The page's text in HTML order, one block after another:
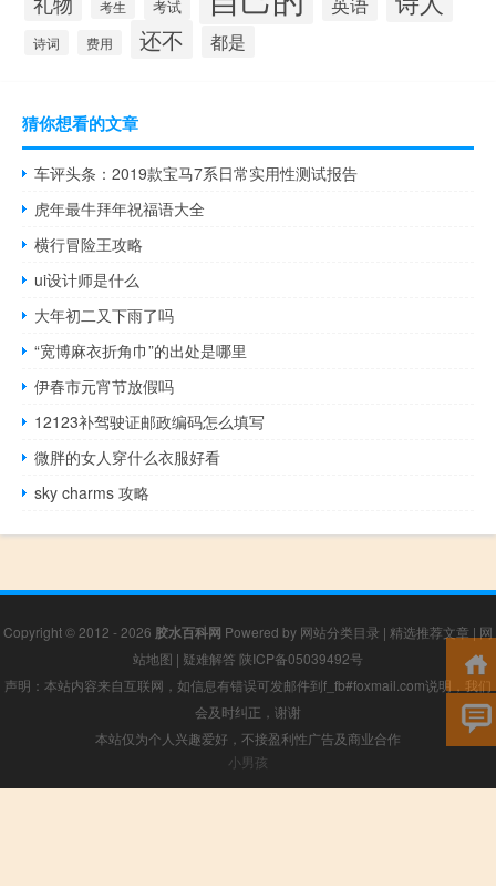
考生 考试
诗词 费用 还不 都是
猜你想看的文章
车评头条：2019款宝马7系日常实用性测试报告
虎年最牛拜年祝福语大全
横行冒险王攻略
ui设计师是什么
大年初二又下雨了吗
“宽博麻衣折角巾”的出处是哪里
伊春市元宵节放假吗
12123补驾驶证邮政编码怎么填写
微胖的女人穿什么衣服好看
sky charms 攻略
Copyright © 2012 - 2026 胶水百科网 Powered by 网站分类目录 | 精选推荐文章 | 网
站地图 | 疑难解答 陕ICP备05039492号
声明：本站内容来自互联网，如信息有错误可发邮件到f_fb#foxmail.com说明，我们
会及时纠正，谢谢
本站仅为个人兴趣爱好，不接盈利性广告及商业合作
小男孩